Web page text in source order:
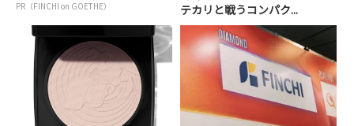
PR（FINCHI on GOETHE）
テカリと戦うコンパク...